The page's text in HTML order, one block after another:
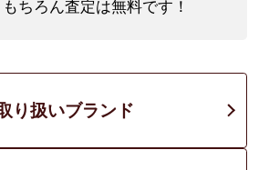
ちろん査定は無料です！
り扱いブランド